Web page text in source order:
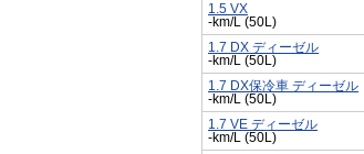
1.5 VX
-km/L (50L)
1.7 DX ディーゼル
-km/L (50L)
1.7 DX保冷車 ディーゼル
-km/L (50L)
1.7 VE ディーゼル
-km/L (50L)